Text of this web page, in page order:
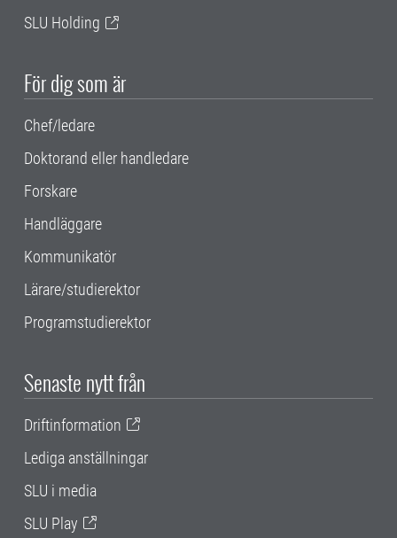
SLU Holding
För dig som är
Chef/ledare
Doktorand eller handledare
Forskare
Handläggare
Kommunikatör
Lärare/studierektor
Programstudierektor
Senaste nytt från
Driftinformation
Lediga anställningar
SLU i media
SLU Play